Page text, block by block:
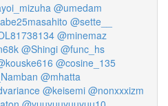
@umedam
@sette__
@minemaz
@Shingi @func_hs
@cosine_135
@mhatta
@keisemi @nonxxxizm